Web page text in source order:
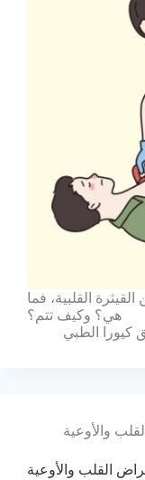
القلبية، فما
هي؟ وكيف تتم؟
كيورا الطبي
القلب والأوعية
القلب والأوعية